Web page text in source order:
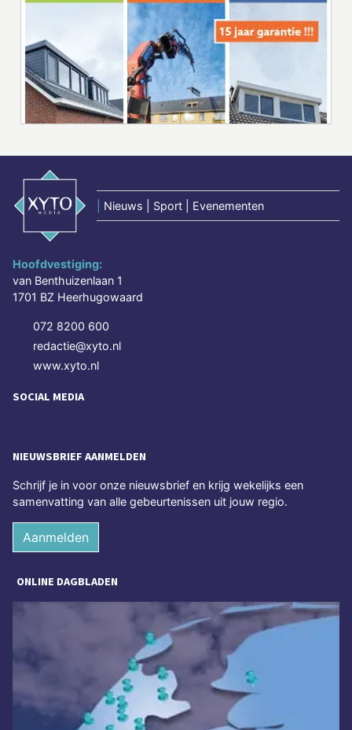
Nieuws | Sport | Evenementen
Hoofdvestiging:
van Benthuizenlaan 1
1701 BZ Heerhugowaard
072 8200 600
redactie@xyto.nl
www.xyto.nl
SOCIAL MEDIA
NIEUWSBRIEF AANMELDEN
Schrijf je in voor onze nieuwsbrief en krijg wekelijks een
samenvatting van alle gebeurtenissen uit jouw regio.
Aanmelden
ONLINE DAGBLADEN